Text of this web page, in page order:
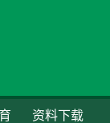
资料下载